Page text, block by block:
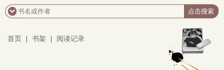
首页 书架 阅读记录